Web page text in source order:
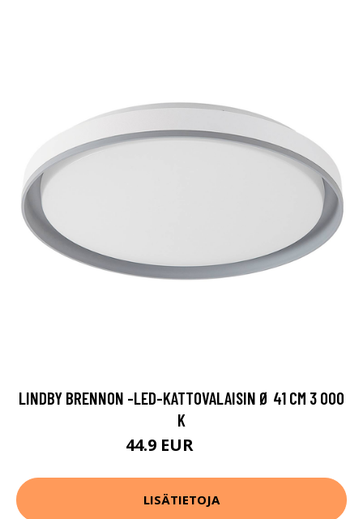
LINDBY BRENNON -LED-KATTOVALAISIN Ø 41 CM 3 000
K
44.9 EUR
LISÄTIETOJA